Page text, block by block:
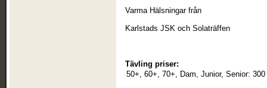
Varma Hälsningar från
Karlstads JSK och Solaträffen
Tävling priser:
50+, 60+, 70+, Dam, Junior, Senior: